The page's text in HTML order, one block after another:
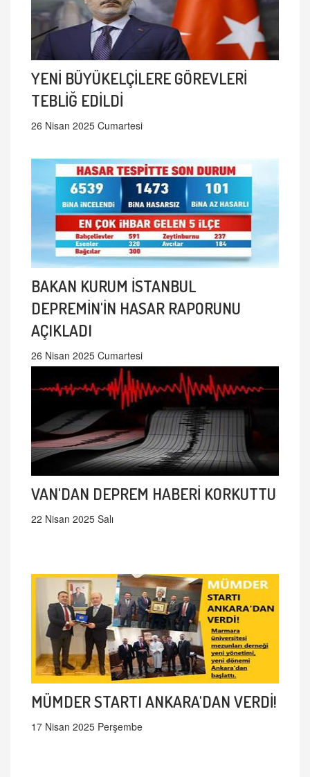
YENİ BÜYÜKELÇİLERE GÖREVLERİ
TEBLİĞ EDİLDİ
26 Nisan 2025 Cumartesi
BAKAN KURUM İSTANBUL
DEPREMİN'İN HASAR RAPORUNU
AÇIKLADI
26 Nisan 2025 Cumartesi
VAN'DAN DEPREM HABERİ KORKUTTU
22 Nisan 2025 Salı
MÜMDER STARTI ANKARA'DAN VERDİ!
17 Nisan 2025 Perşembe